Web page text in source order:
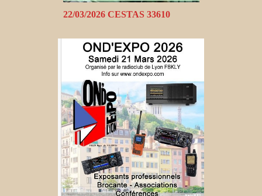
22/03/2026 CESTAS 33610